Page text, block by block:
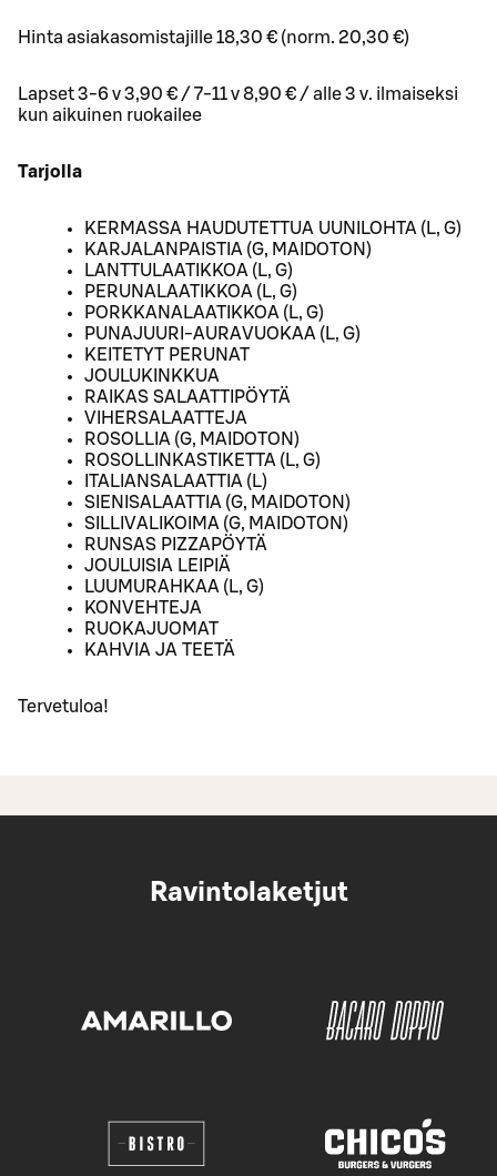
Hinta asiakasomistajille 18,30 € (norm. 20,30 €)
Lapset 3-6 v 3,90 € / 7-11 v 8,90 € / alle 3 v. ilmaiseksi
kun aikuinen ruokailee
Tarjolla
KERMASSA HAUDUTETTUA UUNILOHTA (L, G)
KARJALANPAISTIA (G, MAIDOTON)
LANTTULAATIKKOA (L, G)
PERUNALAATIKKOA (L, G)
PORKKANALAATIKKOA (L, G)
PUNAJUURI-AURAVUOKAA (L, G)
KEITETYT PERUNAT
JOULUKINKKUA
RAIKAS SALAATTIPÖYTÄ
VIHERSALAATTEJA
ROSOLLIA (G, MAIDOTON)
ROSOLLINKASTIKETTA (L, G)
ITALIANSALAATTIA (L)
SIENISALAATTIA (G, MAIDOTON)
SILLIVALIKOIMA (G, MAIDOTON)
RUNSAS PIZZAPÖYTÄ
JOULUISIA LEIPIÄ
LUUMURAHKAA (L, G)
KONVEHTEJA
RUOKAJUOMAT
KAHVIA JA TEETÄ
Tervetuloa!
Ravintolaketjut